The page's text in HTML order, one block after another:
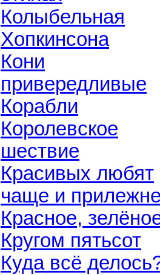
Колыбельная
Хопкинсона
Кони
привередливые
Корабли
Королевское
шествие
Красивых любят
чаще и
Красное,
Кругом пятьсот
Куда всё